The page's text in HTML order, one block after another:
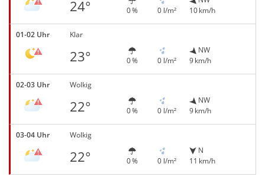
24° 0 % 0 l/m²
10 km/h
01-02 Uhr Klar
23° 0 % 0 l/m²
NW
9 km/h
02-03 Uhr Wolkig
22° 0 % 0 l/m²
NW
9 km/h
03-04 Uhr Wolkig
22° 0 % 0 l/m²
N
11 km/h